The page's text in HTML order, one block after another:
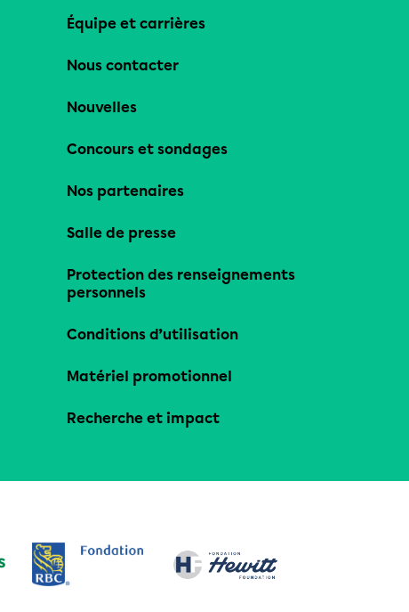
Équipe et carrières
Nous contacter
Nouvelles
Concours et sondages
Nos partenaires
Salle de presse
Protection des renseignements
personnels
Conditions d’utilisation
Matériel promotionnel
Recherche et impact